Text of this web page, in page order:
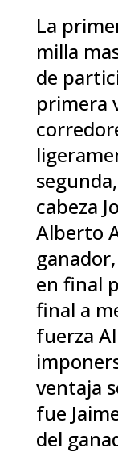
La
milla
de
primera
cabeza
Alberto
en final
final a
fuerza
ventaja
fue
del